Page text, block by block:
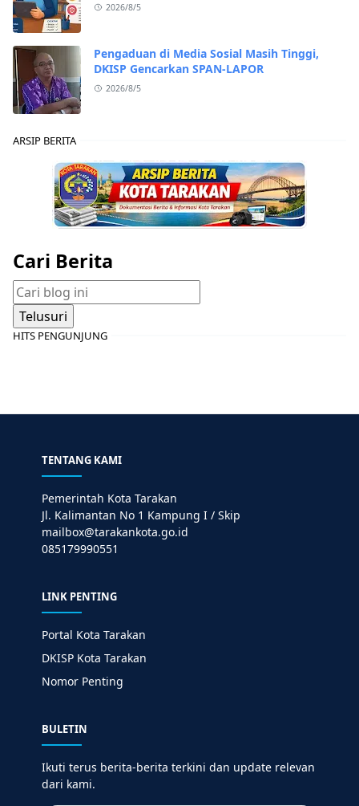
2026/8/5
Pengaduan di Media Sosial Masih Tinggi,
DKISP Gencarkan SPAN-LAPOR
2026/8/5
ARSIP BERITA
Cari Berita
HITS PENGUNJUNG
TENTANG KAMI
Pemerintah Kota Tarakan
Jl. Kalimantan No 1 Kampung I / Skip
mailbox@tarakankota.go.id
085179990551
LINK PENTING
Portal Kota Tarakan
DKISP Kota Tarakan
Nomor Penting
BULETIN
Ikuti terus berita-berita terkini dan update relevan
dari kami.